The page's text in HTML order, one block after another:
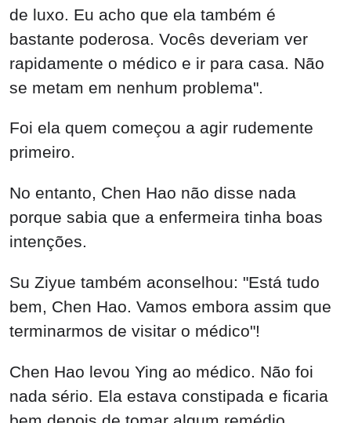
de luxo. Eu acho que ela também é
bastante poderosa. Vocês deveriam ver
rapidamente o médico e ir para casa. Não
se metam em nenhum problema".
Foi ela quem começou a agir rudemente
primeiro.
No entanto, Chen Hao não disse nada
porque sabia que a enfermeira tinha boas
intenções.
Su Ziyue também aconselhou: "Está tudo
bem, Chen Hao. Vamos embora assim que
terminarmos de visitar o médico"!
Chen Hao levou Ying ao médico. Não foi
nada sério. Ela estava constipada e ficaria